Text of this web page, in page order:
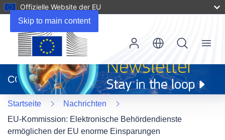
Skip to main content
Offizielle Website der EU
neuem
Fenster)
CORDIS
Menu
Startseite
Nachrichten
EU-Kommission: Elektronische Behördendienste
ermöglichen der EU enorme Einsparungen